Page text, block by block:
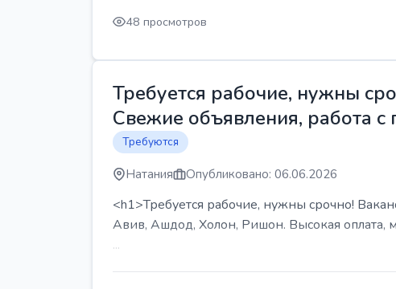
48 просмотров
Требуется рабочие, нужны
Свежие объявления, работа
Требуются
Натания Опубликовано: 06.06.2026
<h1>Требуется рабочие, нужны срочно!
Авив, Ашдод, Холон, Ришон. Высокая оплата,
...